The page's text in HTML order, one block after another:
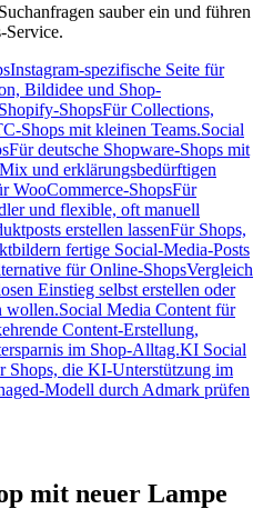
sauber ein und führen
Service.
Instagram-spezifische Seite für
Bildidee und Shop-
ShopsFür Collections,
Shops mit kleinen Teams.Social
Für deutsche Shopware-Shops mit
und erklärungsbedürftigen
WooCommerce-ShopsFür
und flexible, oft manuell
erstellen lassenFür Shops,
fertige Social-Media-Posts
für Online-ShopsVergleich
Einstieg selbst erstellen oder
wollen.Social Media Content für
Content-Erstellung,
im Shop-Alltag.KI Social
Shops, die KI-Unterstützung im
Modell durch Admark prüfen
mit neuer Lampe